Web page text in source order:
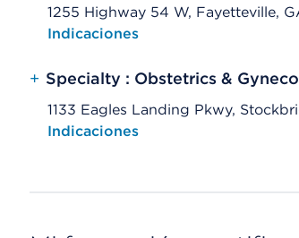
1255 Highway 54 W, Fayetteville,
Opens native map application on
Indicaciones
+ Specialty : Obstetrics &
1133 Eagles Landing Pkwy,
Opens native map application on
Indicaciones